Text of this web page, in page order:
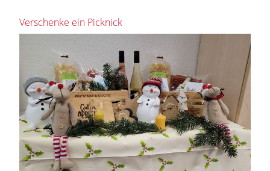
Verschenke ein Picknick